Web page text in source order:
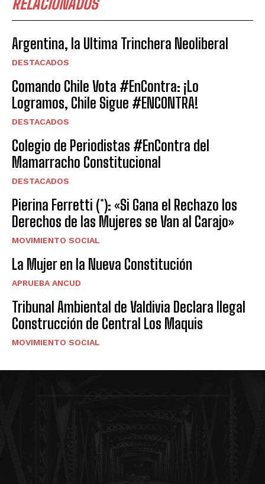
Argentina, la Ultima Trinchera Neoliberal
DESTACADOS
Comando Chile Vota #EnContra: ¡Lo
Logramos, Chile Sigue #ENCONTRA!
DESTACADOS
Colegio de Periodistas #EnContra del
Mamarracho Constitucional
DESTACADOS
Pierina Ferretti (*): «Si Gana el Rechazo los
Derechos de las Mujeres se Van al Carajo»
MOVIMIENTO SOCIAL
La Mujer en la Nueva Constitución
APRUEBA ANCUD
Tribunal Ambiental de Valdivia Declara Ilegal
Construcción de Central Los Maquis
MOVIMIENTO SOCIAL